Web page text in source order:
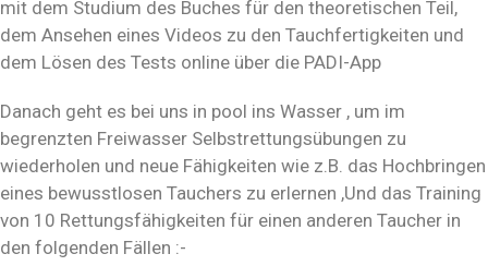
mit dem Studium des Buches für den theoretischen Teil,
dem Ansehen eines Videos zu den Tauchfertigkeiten und
dem Lösen des Tests online über die PADI-App
Danach geht es bei uns in pool ins Wasser , um im
begrenzten Freiwasser Selbstrettungsübungen zu
wiederholen und neue Fähigkeiten wie z.B. das Hochbringen
eines bewusstlosen Tauchers zu erlernen ,Und das Training
von 10 Rettungsfähigkeiten für einen anderen Taucher in
den folgenden Fällen :-